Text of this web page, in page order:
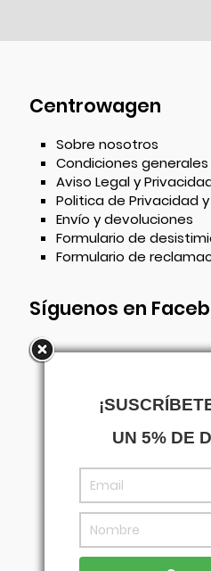
Centrowagen
Sobre nosotros
Condiciones
Aviso Legal y
Politica de Privacidad
Envío y devoluciones
Formulario de
Formulario de
Síguenos en
UN 5% DE